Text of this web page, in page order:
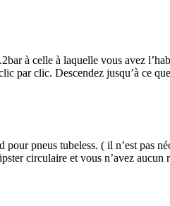
à celle à laquelle vous avez
par clic. Descendez jusqu’à ce
pneus tubeless. ( il n’est pas
circulaire et vous n’avez aucun